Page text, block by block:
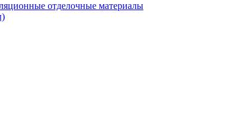
отделочные материалы